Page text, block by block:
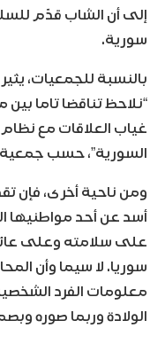
إلى أن الشاب قدّم
سورية.
بالنسبة للجمعيات،
“نلاحظ تناقضا تاما
غياب العلاقات مع نظام
السورية”، حسب جمعية
ومن ناحية أخرى، فإن
أسد عن أحد مواطنيها
على سلامته وعلى
سوريا. لا سيما وأن
معلومات الفرد
الولادة وربما صوره